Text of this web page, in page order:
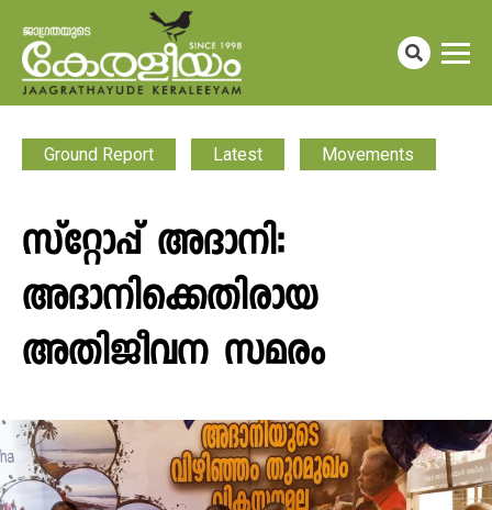
Ground Report Latest Movements
സ്റ്റോപ്പ് അദാനി:
അദാനിക്കെതിരായ
അതിജീവന സമരം